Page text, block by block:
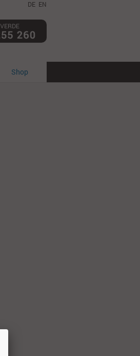
DE EN
Shop